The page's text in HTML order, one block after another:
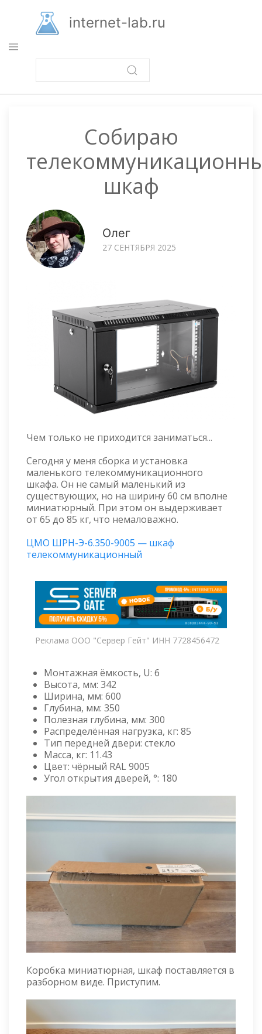
основному
содержанию
internet-lab.ru
Собираю
шкаф
Олег
27 СЕНТЯБРЯ 2025
Чем только не приходится заниматься...
Сегодня у меня сборка и установка
маленького телекоммуникационного
шкафа. Он не самый маленький из
существующих, но на ширину 60 см вполне
миниатюрный. При этом он выдерживает
от 65 до 85 кг, что немаловажно.
ЦМО ШРН-Э-6.350-9005 — шкаф
телекоммуникационный
Реклама ООО "Сервер Гейт" ИНН 7728456472
Монтажная ёмкость, U: 6
Высота, мм: 342
Ширина, мм: 600
Глубина, мм: 350
Полезная глубина, мм: 300
Распределённая нагрузка, кг: 85
Тип передней двери: стекло
Масса, кг: 11.43
Цвет: чёрный RAL 9005
Угол открытия дверей, °: 180
Коробка миниатюрная, шкаф поставляется в
разборном виде. Приступим.